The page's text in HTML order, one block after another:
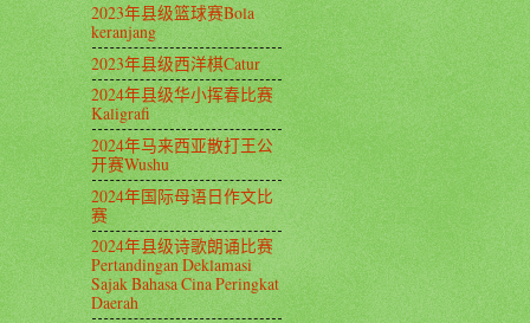
2023年县级篮球赛Bola
keranjang
2023年县级西洋棋Catur
2024年县级华小挥春比赛
Kaligrafi
2024年马来西亚散打王公
开赛Wushu
2024年国际母语日作文比
赛
2024年县级诗歌朗诵比赛
Pertandingan Deklamasi
Sajak Bahasa Cina Peringkat
Daerah